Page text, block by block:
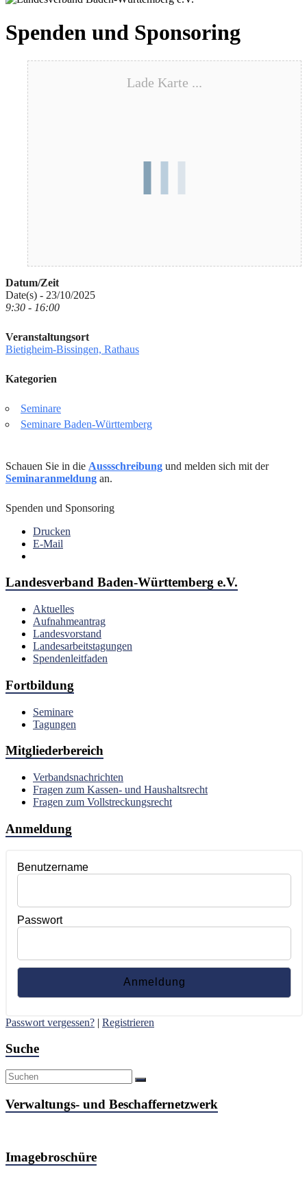
Spenden und Sponsoring
Lade Karte ...
Datum/Zeit
Date(s) - 23/10/2025
9:30 - 16:00
Veranstaltungsort
Bietigheim-Bissingen, Rathaus
Kategorien
Seminare
Seminare Baden-Württemberg
Schauen Sie in die Aussschreibung und melden sich mit der
Seminaranmeldung an.
Spenden und Sponsoring
Drucken
E-Mail
Landesverband Baden-Württemberg e.V.
Aktuelles
Aufnahmeantrag
Landesvorstand
Landesarbeitstagungen
Spendenleitfaden
Fortbildung
Seminare
Tagungen
Mitgliederbereich
Verbandsnachrichten
Fragen zum Kassen- und Haushaltsrecht
Fragen zum Vollstreckungsrecht
Anmeldung
Benutzername
Passwort
Passwort vergessen? | Registrieren
Suche
Verwaltungs- und Beschaffernetzwerk
Imagebroschüre